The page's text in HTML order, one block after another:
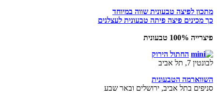
מתכון לפיצה טבעונית שווה במיוחד
כך מכינים פיצה פיתה טבעונית לעצלנים
פיצרייה 100% טבעונית
החתול הירוק
לבונטין 7, תל אביב
השווארמה הטבעונית
סניפים בתל אביב, ירושלים ובאר שבע